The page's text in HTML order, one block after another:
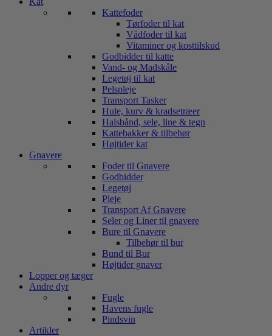
Kattefoder
Tørfoder til kat
Vådfoder til kat
Vitaminer og kosttilskud
Godbidder til katte
Vand- og Madskåle
Legetøj til kat
Pelspleje
Transport Tasker
Hule, kurv & kradsetræer
Halsbånd, sele, line & tegn
Kattebakker & tilbehør
Højtider kat
Gnavere
Foder til Gnavere
Godbidder
Legetøj
Pleje
Transport Af Gnavere
Seler og Liner til gnavere
Bure til Gnavere
Tilbehør til bur
Bund til Bur
Højtider gnaver
Lopper og tæger
Andre dyr
Fugle
Havens fugle
Pindsvin
Artikler